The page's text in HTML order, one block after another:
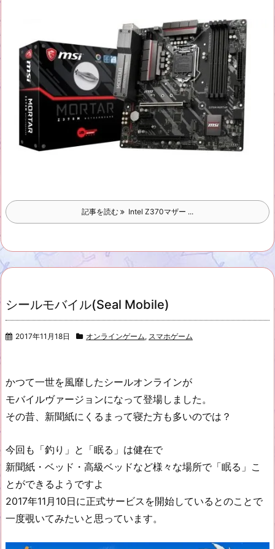
記事を読む Intel Z370マザー ...
シールモバイル(Seal Mobile)
2017年11月18日 オンラインゲーム, スマホゲーム
かつて一世を風靡したシールオンラインが
モバイルヴァージョンになって登場しました。
その昔、新聞紙にくるまって寝た方も多いのでは？
今回も「釣り」と「眠る」は健在で
新聞紙・ベッド・高級ベッドなど様々な場所で「眠る」こ
とができるようですよ
2017年11月10日に正式サービスを開始しているとのことで
一度覗いてみたいと思っています。